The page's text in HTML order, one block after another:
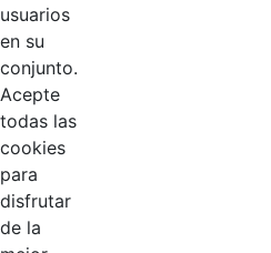
usuarios
en su
conjunto.
Acepte
todas las
cookies
para
disfrutar
de la